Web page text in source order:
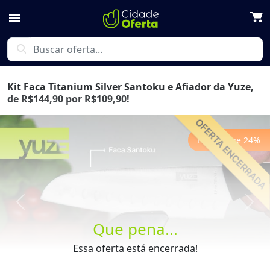
menu
search
Que pena...
Essa oferta está encerrada!
Kit Faca Titanium Silver Santoku e Afiador da Yuze,
de R$144,90 por R$109,90!
Economize 24%